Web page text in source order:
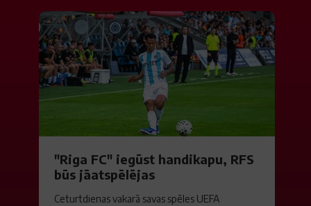
"Riga FC" iegūst handikapu, RFS
būs jāatspēlējas
Ceturtdienas vakarā savas spēles UEFA